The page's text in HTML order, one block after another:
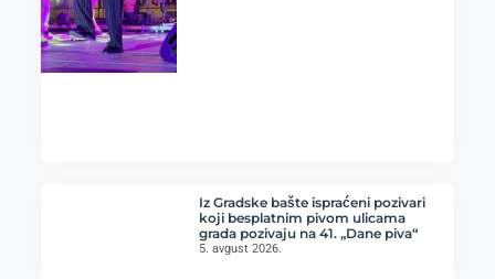
Iz Gradske bašte ispraćeni pozivari
koji besplatnim pivom ulicama
grada pozivaju na 41. „Dane piva“
5. avgust 2026.